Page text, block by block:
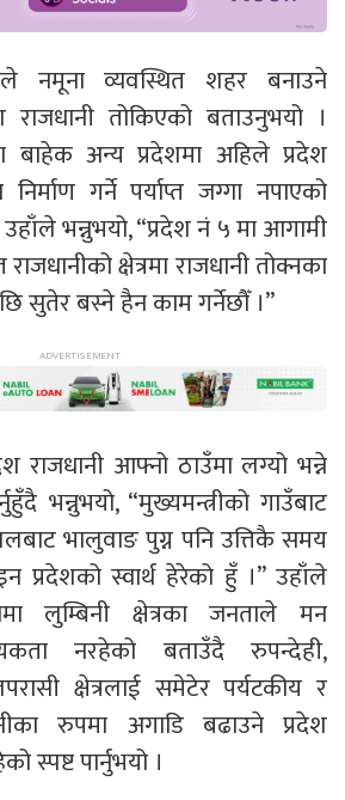
नमूना व्यवस्थित शहर बनाउने
राजधानी तोकिएको बताउनुभयो ।
बाहेक अन्य प्रदेशमा अहिले प्रदेश
गर्ने पर्याप्त जग्गा नपाएको
भन्नुभयो, “प्रदेश नं ५ मा आगामी
राजधानीको क्षेत्रमा राजधानी तोक्नका
सुतेर बस्ने हैन काम गर्नेछौँ ।”
आफ्नो ठाउँमा लग्यो भन्ने
भन्नुभयो, “मुख्यमन्त्रीको गाउँबाट
भालुवाङ पुग्न पनि उत्तिकै समय
प्रदेशको स्वार्थ हेरेको हुँ ।” उहाँले
लुम्बिनी क्षेत्रका जनताले मन
नरहेको बताउँदै रुपन्देही,
क्षेत्रलाई समेटेर पर्यटकीय र
रुपमा अगाडि बढाउने प्रदेश
स्पष्ट पार्नुभयो ।